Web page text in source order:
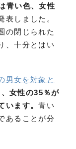
青い色、女性
表しました。
の閉じられた
、十分とはい
男女を対象と
女性の35％が
います。青い
あることが分